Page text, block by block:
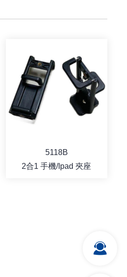
5118B
2合1 手機/Ipad 夾座